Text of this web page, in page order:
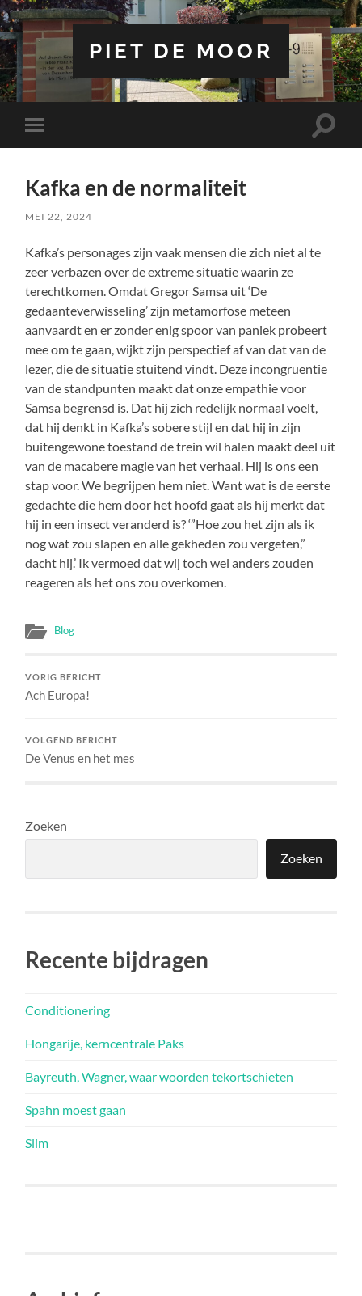
PIET DE MOOR
Toggle
mobiel
Toggle
Kafka en de normaliteit
MEI 22, 2024
Kafka’s personages zijn vaak mensen die zich niet al te
zeer verbazen over de extreme situatie waarin ze
terechtkomen. Omdat Gregor Samsa uit ‘De
gedaanteverwisseling’ zijn metamorfose meteen
aanvaardt en er zonder enig spoor van paniek probeert
mee om te gaan, wijkt zijn perspectief af van dat van de
lezer, die de situatie stuitend vindt. Deze incongruentie
van de standpunten maakt dat onze empathie voor
Samsa begrensd is. Dat hij zich redelijk normaal voelt,
dat hij denkt in Kafka’s sobere stijl en dat hij in zijn
buitengewone toestand de trein wil halen maakt deel uit
van de macabere magie van het verhaal. Hij is ons een
stap voor. We begrijpen hem niet. Want wat is de eerste
gedachte die hem door het hoofd gaat als hij merkt dat
hij in een insect veranderd is? ‘”Hoe zou het zijn als ik
nog wat zou slapen en alle gekheden zou vergeten,”
dacht hij.’ Ik vermoed dat wij toch wel anders zouden
reageren als het ons zou overkomen.
Blog
VORIG BERICHT
Ach Europa!
VOLGEND BERICHT
De Venus en het mes
Zoeken
Zoeken
Recente bijdragen
Conditionering
Hongarije, kerncentrale Paks
Bayreuth, Wagner, waar woorden tekortschieten
Spahn moest gaan
Slim